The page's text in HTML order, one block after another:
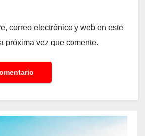
correo electrónico y web en este
próxima vez que comente.